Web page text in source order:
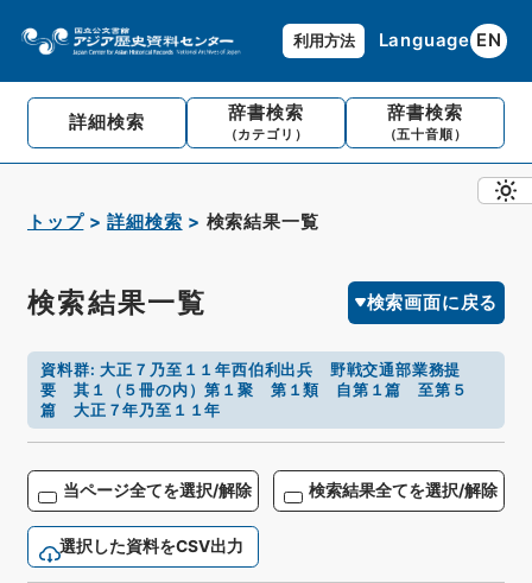
利用方法 Language EN
詳細検索 辞書検索
（カテゴリ）
辞書検索
（五十音順）
トップ 詳細検索 検索結果一覧
検索結果一覧 検索画面に戻る
資料群:大正７乃至１１年西伯利出兵 野戦交通部業務提
要 其１（５冊の内）第１聚 第１類 自第１篇 至第５
篇 大正７年乃至１１年
当ページ全てを選択/解除 検索結果全てを選択/解除
選択した資料をCSV出力